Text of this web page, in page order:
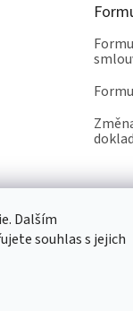
Dalším
souhlas s jejich